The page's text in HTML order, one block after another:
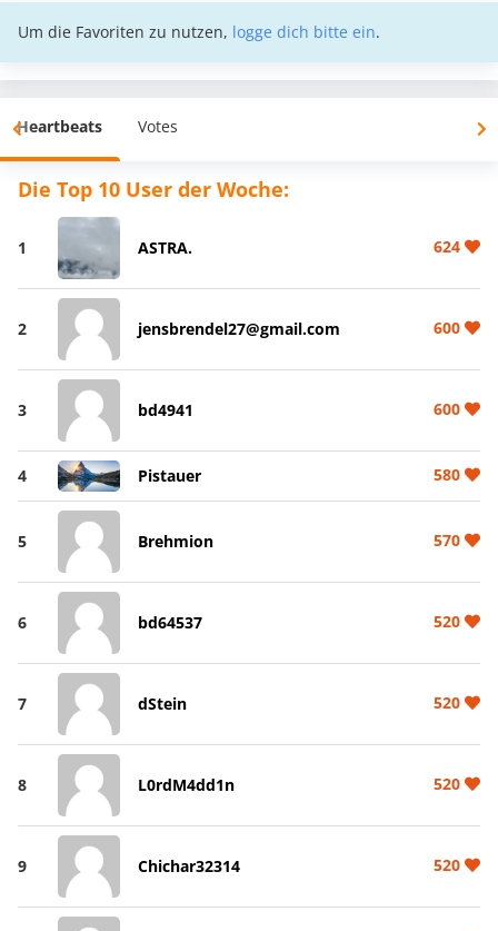
Um die Favoriten zu nutzen, logge dich bitte ein.
Heartbeats Votes
Die Top 10 User der Woche:
1 ASTRA. 624
2 jensbrendel27@gmail.com 600
3 bd4941 600
4 Pistauer 580
5 Brehmion 570
6 bd64537 520
7 dStein 520
8 L0rdM4dd1n 520
9 Chichar32314 520